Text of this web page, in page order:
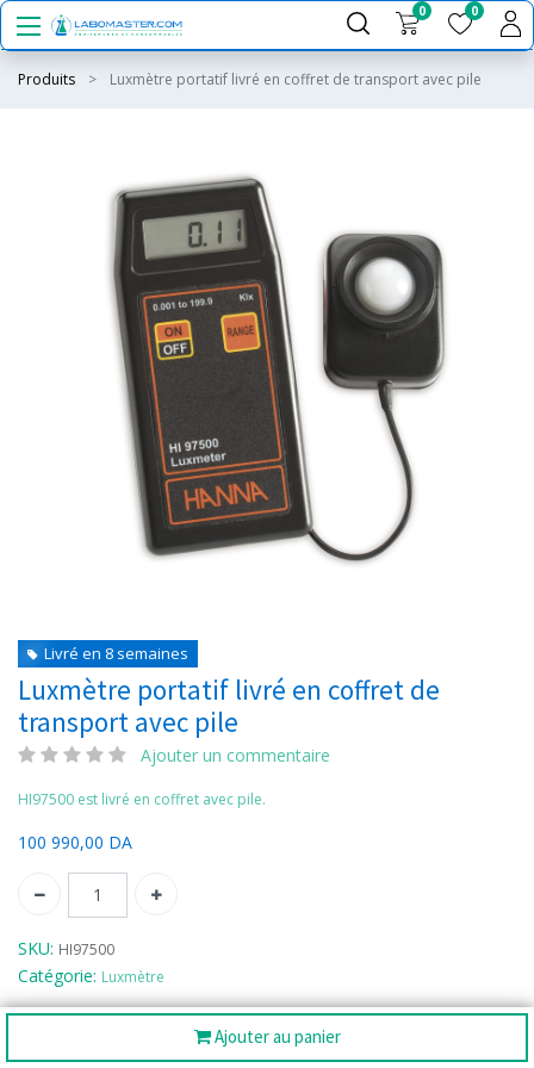
0 0
Produits Luxmètre portatif livré en coffret de transport avec pile
Ajouter au panier
Livré en 8 semaines
Luxmètre portatif livré en coffret de
transport avec pile
Ajouter un commentaire
HI97500 est livré en coffret avec pile.
100 990,00 DA
SKU: HI97500
Catégorie: Luxmètre